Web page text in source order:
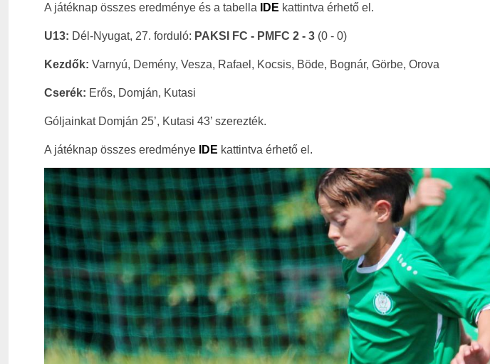
A játéknap összes eredménye és a tabella IDE kattintva érhető el.
U13: Dél-Nyugat, 27. forduló: PAKSI FC - PMFC 2 - 3 (0 - 0)
Kezdők: Varnyú, Demény, Vesza, Rafael, Kocsis, Böde, Bognár, Görbe, Orova
Cserék: Erős, Domján, Kutasi
Góljainkat Domján 25’, Kutasi 43’ szerezték.
A játéknap összes eredménye IDE kattintva érhető el.